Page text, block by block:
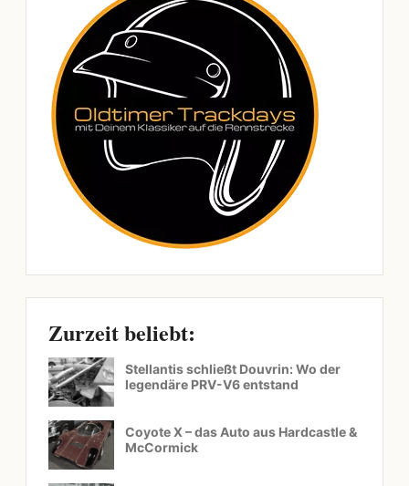
Zurzeit beliebt:
Stellantis schließt Douvrin: Wo der
legendäre PRV-V6 entstand
Coyote X – das Auto aus Hardcastle &
McCormick